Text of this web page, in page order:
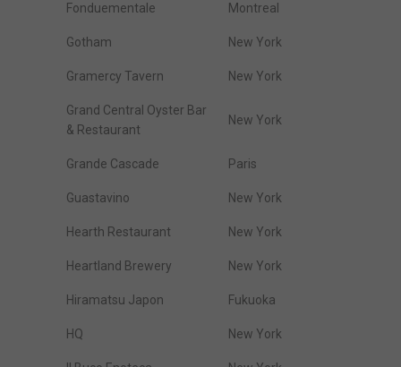
Fonduementale Montreal
Gotham New York
Gramercy Tavern New York
Grand Central Oyster Bar
& Restaurant
New York
Grande Cascade Paris
Guastavino New York
Hearth Restaurant New York
Heartland Brewery New York
Hiramatsu Japon Fukuoka
HQ New York